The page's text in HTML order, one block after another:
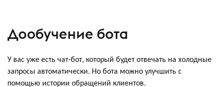
Доoбучение бота
У вас уже есть чат-бот, который будет отвечать на холодные
запросы автоматически. Но бота можно улучшить с
помощью истории обращений клиентов.